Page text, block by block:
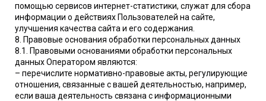
помощью сервисов интернет-статистики, служат для сбора
информации о действиях Пользователей на сайте,
улучшения качества сайта и его содержания.
8. Правовые основания обработки персональных данных
8.1. Правовыми основаниями обработки персональных
данных Оператором являются:
– перечислите нормативно-правовые акты, регулирующие
отношения, связанные с вашей деятельностью, например,
если ваша деятельность связана с информационными